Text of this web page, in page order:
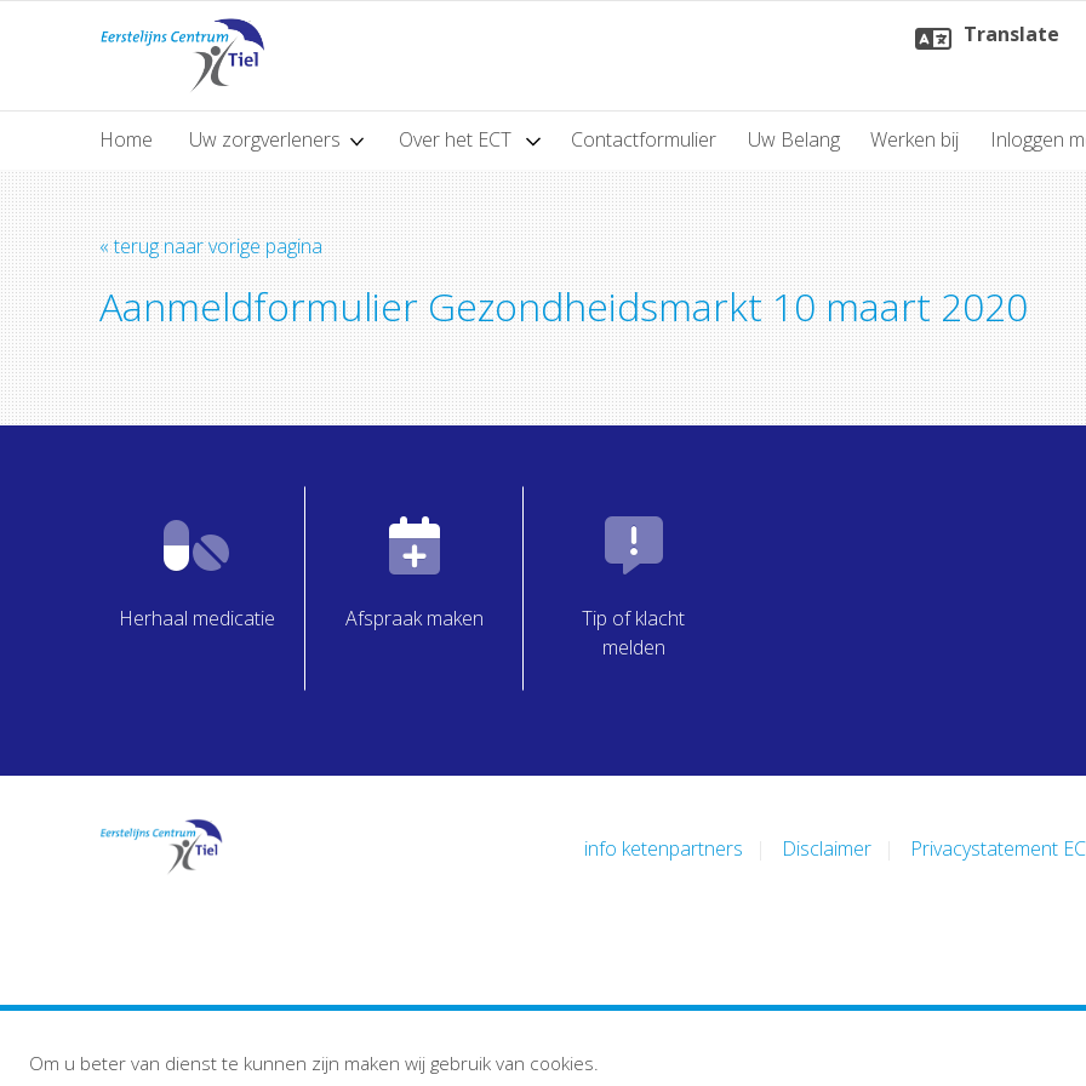
Translate
Home Uw zorgverleners Over het ECT Contactformulier Uw Belang Werken bij Inloggen
« terug naar vorige pagina
Aanmeldformulier Gezondheidsmarkt 10 maart 2020
Herhaal medicatie Afspraak maken
Tip of klacht
melden
info ketenpartners Disclaimer Privacystatement
Om u beter van dienst te kunnen zijn maken wij gebruik van cookies.